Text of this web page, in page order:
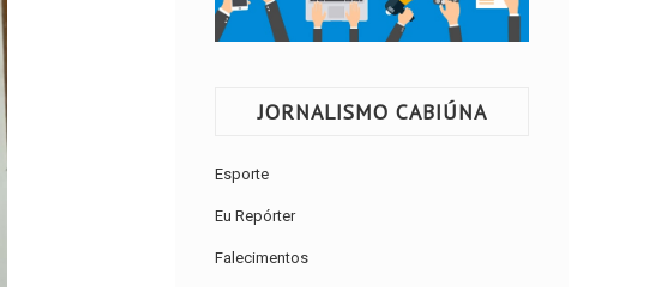
JORNALISMO CABIÚNA
Esporte
Eu Repórter
Falecimentos